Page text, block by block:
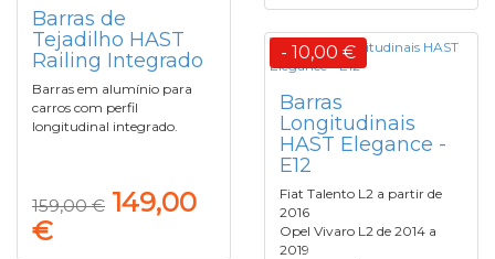
Barras de
Tejadilho HAST
Railing Integrado
Barras em alumínio para
carros com perfil
longitudinal integrado.
159,00 € 149,00
€
- 10,00 €
Barras
Longitudinais
HAST Elegance -
E12
Fiat Talento L2 a partir de
2016
Opel Vivaro L2 de 2014 a
2019